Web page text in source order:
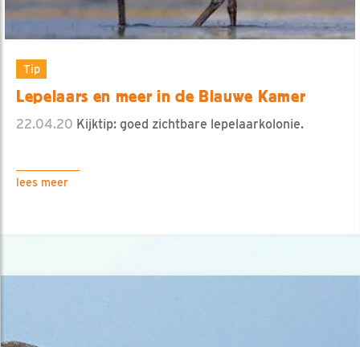
Tip
Lepelaars en meer in de Blauwe Kamer
22.04.20 Kijktip: goed zichtbare lepelaarkolonie.
lees meer